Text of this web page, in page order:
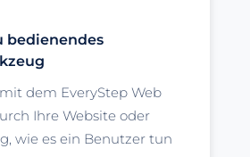
bedienendes
dem EveryStep Web
Ihre Website oder
wie es ein Benutzer tun